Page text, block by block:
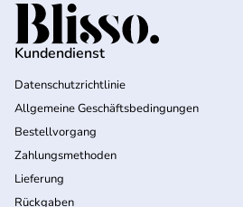
Startseite
Kundendienst
Datenschutzrichtlinie
Allgemeine Geschäftsbedingungen
Bestellvorgang
Zahlungsmethoden
Lieferung
Rückgaben